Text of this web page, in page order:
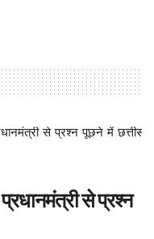
से प्रश्न पूछने में
से प्रश्न